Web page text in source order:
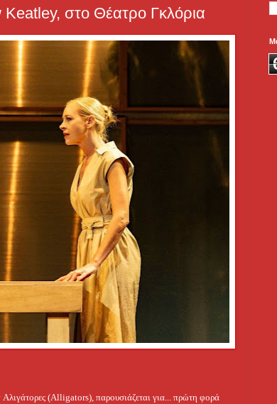
στο Θέατρο Γκλόρια
(Alligators), παρουσιάζεται για...πρώτη φορά